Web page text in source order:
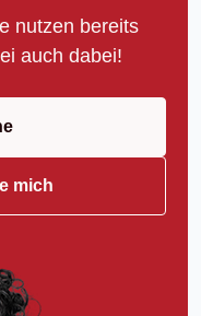
nutzen bereits
auch dabei!
mich